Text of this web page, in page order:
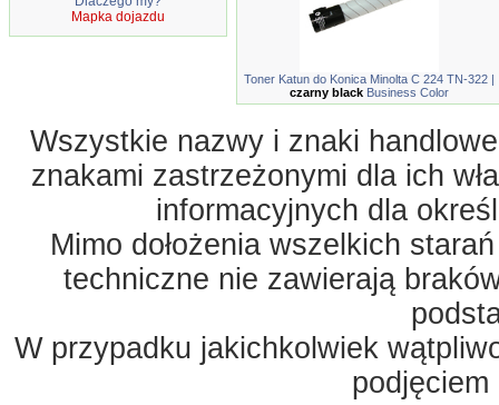
Mapka dojazdu
Toner Katun do Konica Minolta C 224 TN-322 |
czarny black Business Color
Wszystkie nazwy i znaki
znakami zastrzeżonymi dla ich
informacyjnych dla
Mimo dołożenia wszelkich
techniczne nie zawierają
W przypadku jakichkolwiek